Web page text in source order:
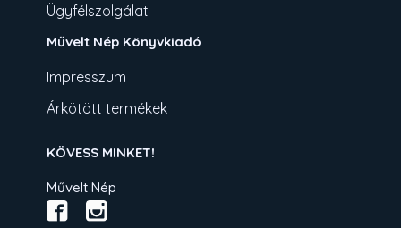
Ügyfélszolgálat
Művelt Nép Könyvkiadó
Impresszum
Árkötött termékek
KÖVESS MINKET!
Művelt Nép